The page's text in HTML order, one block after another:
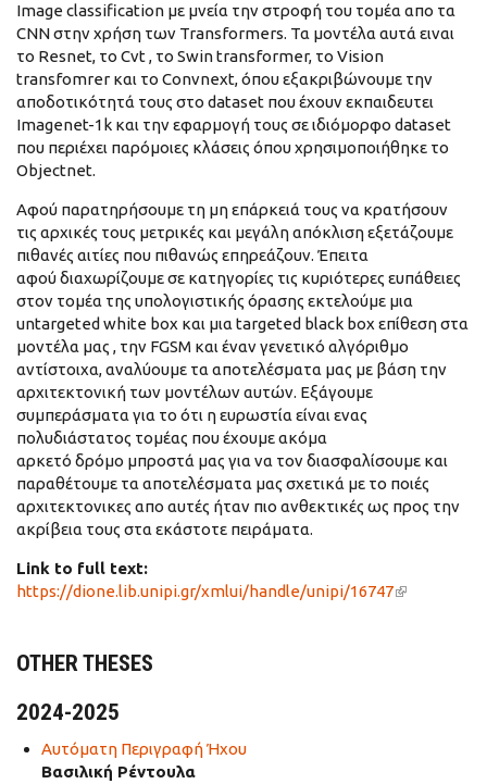
Image classification με μνεία την στροφή του τομέα απο τα
CNN στην χρήση των Transformers. Τα μοντέλα αυτά ειναι
το Resnet, το Cvt , το Swin transformer, το Vision
transfomrer και το Convnext, όπου εξακριβώνουμε την
αποδοτικότητά τους στο dataset που έχουν εκπαιδευτει
Imagenet-1k και την εφαρμογή τους σε ιδιόμορφο dataset
που περιέχει παρόμοιες κλάσεις όπου χρησιμοποιήθηκε το
Objectnet.
Αφού παρατηρήσουμε τη μη επάρκειά τους να κρατήσουν
τις αρχικές τους μετρικές και μεγάλη απόκλιση εξετάζουμε
πιθανές αιτίες που πιθανώς επηρεάζουν. Έπειτα
αφού διαχωρίζουμε σε κατηγορίες τις κυριότερες ευπάθειες
στον τομέα της υπολογιστικής όρασης εκτελούμε μια
untargeted white box και μια targeted black box επίθεση στα
μοντέλα μας , την FGSM και έναν γενετικό αλγόριθμο
αντίστοιχα, αναλύουμε τα αποτελέσματα μας με βάση την
αρχιτεκτονική των μοντέλων αυτών. Εξάγουμε
συμπεράσματα για το ότι η ευρωστία είναι ενας
πολυδιάστατος τομέας που έχουμε ακόμα
αρκετό δρόμο μπροστά μας για να τον διασφαλίσουμε και
παραθέτουμε τα αποτελέσματα μας σχετικά με το ποιές
αρχιτεκτονικες απο αυτές ήταν πιο ανθεκτικές ως προς την
ακρίβεια τους στα εκάστοτε πειράματα.
Link to full text:
https://dione.lib.unipi.gr/xmlui/handle/unipi/16747(link is
OTHER THESES
2024-2025
Αυτόματη Περιγραφή Ήχου
Βασιλική Ρέντουλα